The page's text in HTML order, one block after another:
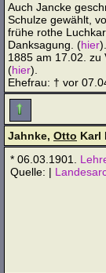
Auch Jancke
Schulze gewählt,
frühe rothe
Danksagung. (hier
1885 am 17.02. zu
(hier).
Ehefrau: † vor
Jahnke, Otto Karl
* 06.03.1901.
Quelle: |